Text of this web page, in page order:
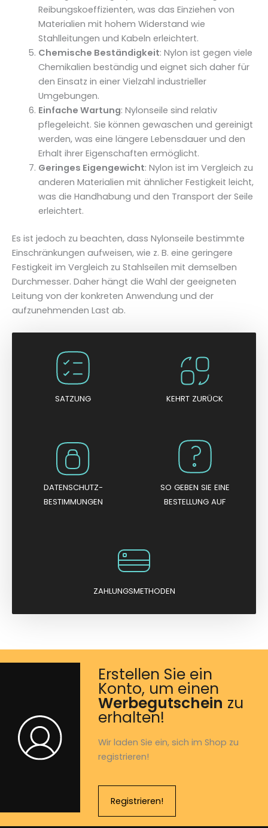
Reibungskoeffizienten, was das Einziehen von
Materialien mit hohem Widerstand wie
Stahlleitungen und Kabeln erleichtert.
Chemische Beständigkeit: Nylon ist gegen viele
Chemikalien beständig und eignet sich daher für
den Einsatz in einer Vielzahl industrieller
Umgebungen.
Einfache Wartung: Nylonseile sind relativ
pflegeleicht. Sie können gewaschen und gereinigt
werden, was eine längere Lebensdauer und den
Erhalt ihrer Eigenschaften ermöglicht.
Geringes Eigengewicht: Nylon ist im Vergleich zu
anderen Materialien mit ähnlicher Festigkeit leicht,
was die Handhabung und den Transport der Seile
erleichtert.
Es ist jedoch zu beachten, dass Nylonseile bestimmte
Einschränkungen aufweisen, wie z. B. eine geringere
Festigkeit im Vergleich zu Stahlseilen mit demselben
Durchmesser. Daher hängt die Wahl der geeigneten
Leitung von der konkreten Anwendung und der
aufzunehmenden Last ab.
SATZUNG KEHRT ZURÜCK
DATENSCHUTZ-
BESTIMMUNGEN
SO GEBEN SIE EINE
BESTELLUNG AUF
ZAHLUNGSMETHODEN
Erstellen Sie ein
Konto, um einen
Werbegutschein zu
erhalten!
Wir laden Sie ein, sich im Shop zu
registrieren!
Registrieren!